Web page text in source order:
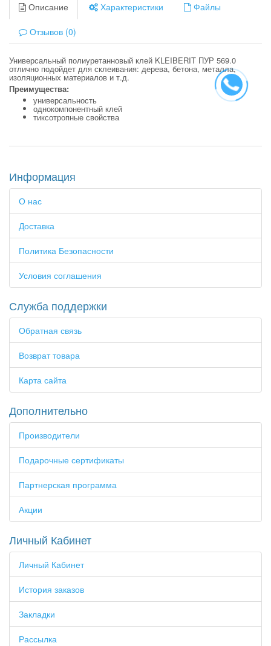
Описание Характеристики Файлы
Отзывов (0)
Универсальный полиуретанновый клей KLEIBERIT ПУР 569.0
отлично подойдет для склеивания: дерева, бетона, металла,
изоляционных материалов и т.д.
Преимущества:
универсальность
однокомпонентный клей
тиксотропные свойства
Информация
О нас
Доставка
Политика Безопасности
Условия соглашения
Служба поддержки
Обратная связь
Возврат товара
Карта сайта
Дополнительно
Производители
Подарочные сертификаты
Партнерская программа
Акции
Личный Кабинет
Личный Кабинет
История заказов
Закладки
Рассылка